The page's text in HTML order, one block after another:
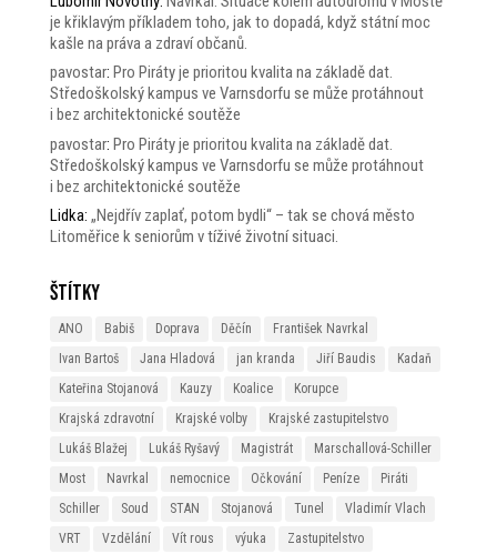
je křiklavým příkladem toho, jak to dopadá, když státní moc
kašle na práva a zdraví občanů.
pavostar: Pro Piráty je prioritou kvalita na základě dat.
Středoškolský kampus ve Varnsdorfu se může protáhnout
i bez architektonické soutěže
pavostar: Pro Piráty je prioritou kvalita na základě dat.
Středoškolský kampus ve Varnsdorfu se může protáhnout
i bez architektonické soutěže
Lidka: „Nejdřív zaplať, potom bydli“ – tak se chová město
Litoměřice k seniorům v tíživé životní situaci.
Štítky
ANO Babiš Doprava Děčín
František Navrkal
Ivan Bartoš
Jana Hladová jan kranda Jiří Baudis
Kadaň
Kateřina Stojanová
Kauzy Koalice
Korupce
Krajská zdravotní
Krajské volby
Krajské zastupitelstvo
Lukáš Blažej
Lukáš Ryšavý Magistrát
Marschallová-Schiller
Most
Navrkal nemocnice Očkování Peníze
Piráti
Schiller
Soud STAN Stojanová Tunel
Vladimír Vlach
VRT
Vzdělání Vít rous výuka
Zastupitelstvo